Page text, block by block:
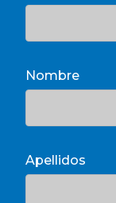
Nombre
Apellidos